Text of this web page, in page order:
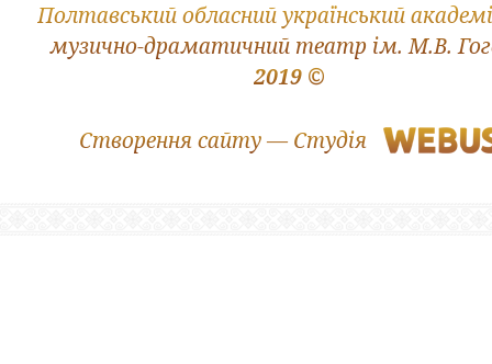
2019 ©
Полтавський обласний український
музично-драматичний театр ім. М.В.
Створення сайту — Студія